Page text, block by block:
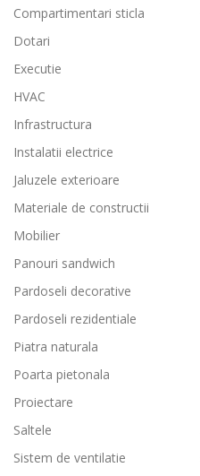
Compartimentari sticla
Dotari
Executie
HVAC
Infrastructura
Instalatii electrice
Jaluzele exterioare
Materiale de constructii
Mobilier
Panouri sandwich
Pardoseli decorative
Pardoseli rezidentiale
Piatra naturala
Poarta pietonala
Proiectare
Saltele
Sistem de ventilatie